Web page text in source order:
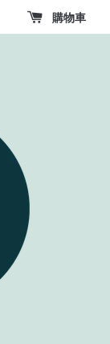
購物車